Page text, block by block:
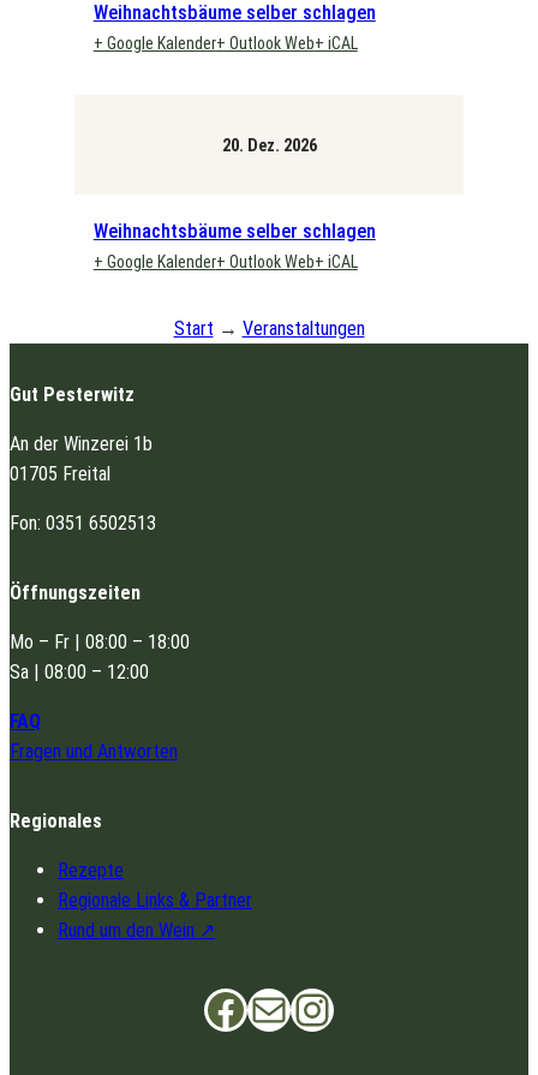
Weihnachtsbäume selber schlagen
+ Google Kalender+ Outlook Web+ iCAL
20. Dez. 2026
Weihnachtsbäume selber schlagen
+ Google Kalender+ Outlook Web+ iCAL
Start → Veranstaltungen
Gut Pesterwitz
An der Winzerei 1b
01705 Freital
Fon: 0351 6502513
Öffnungszeiten
Mo – Fr | 08:00 – 18:00
Sa | 08:00 – 12:00
FAQ
Fragen und Antworten
Regionales
Rezepte
Regionale Links & Partner
Rund um den Wein
Facebook info@gut-pesterwitz.de Instagram